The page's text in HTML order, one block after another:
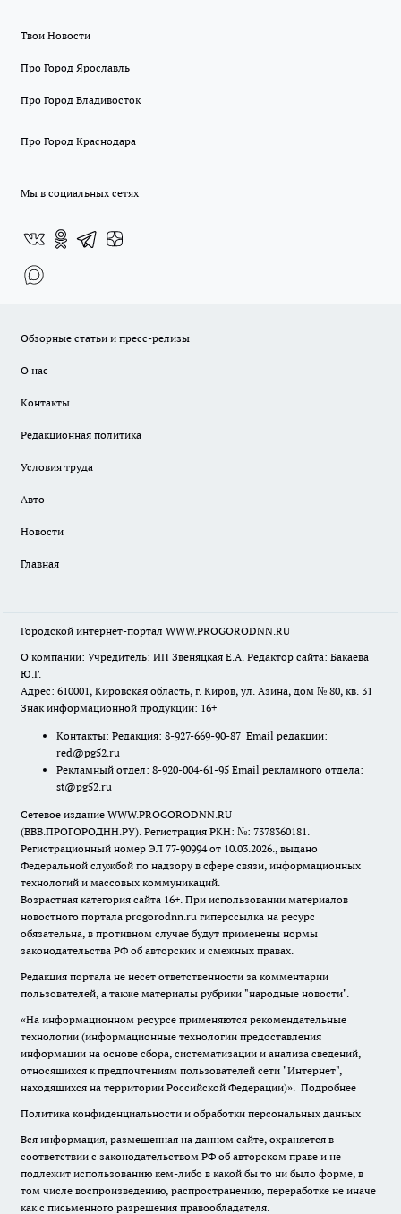
Твои Новости
Про Город Ярославль
Про Город Владивосток
Про Город Краснодара
Мы в социальных сетях
Обзорные статьи и пресс-релизы
О нас
Контакты
Редакционная политика
Условия труда
Авто
Новости
Главная
Городской интернет-портал WWW.PROGORODNN.RU
О компании: Учредитель: ИП Звеняцкая Е.А. Редактор сайта: Бакаева
Ю.Г.
Адрес: 610001, Кировская область, г. Киров, ул. Азина, дом № 80, кв. 31
Знак информационной продукции: 16+
Контакты: Редакция: 8-927-669-90-87 Email редакции:
red@pg52.ru
Рекламный отдел: 8-920-004-61-95 Email рекламного отдела:
st@pg52.ru
Сетевое издание WWW.PROGORODNN.RU
(ВВВ.ПРОГОРОДНН.РУ). Регистрация РКН: №: 7378360181.
Регистрационный номер ЭЛ 77-90994 от 10.03.2026., выдано
Федеральной службой по надзору в сфере связи, информационных
технологий и массовых коммуникаций.
Возрастная категория сайта 16+. При использовании материалов
новостного портала progorodnn.ru гиперссылка на ресурс
обязательна, в противном случае будут применены нормы
законодательства РФ об авторских и смежных правах.
Редакция портала не несет ответственности за комментарии
пользователей, а также материалы рубрики "народные новости".
«На информационном ресурсе применяются рекомендательные
технологии (информационные технологии предоставления
информации на основе сбора, систематизации и анализа сведений,
относящихся к предпочтениям пользователей сети "Интернет",
находящихся на территории Российской Федерации)». Подробнее
Политика конфиденциальности и обработки персональных данных
Вся информация, размещенная на данном сайте, охраняется в
соответствии с законодательством РФ об авторском праве и не
подлежит использованию кем-либо в какой бы то ни было форме, в
том числе воспроизведению, распространению, переработке не иначе
как с письменного разрешения правообладателя.